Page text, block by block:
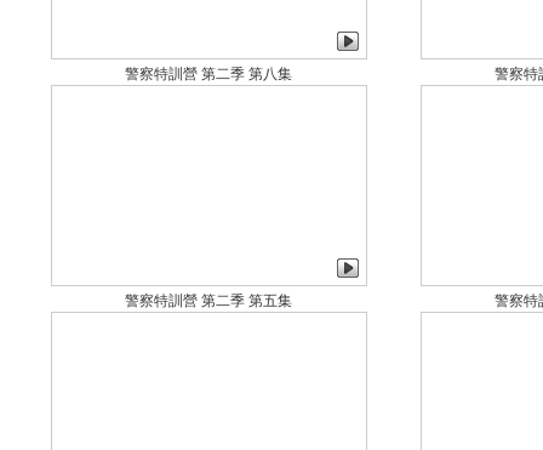
警察特訓營 第二季 第八集 警察特
警察特訓營 第二季 第五集 警察特